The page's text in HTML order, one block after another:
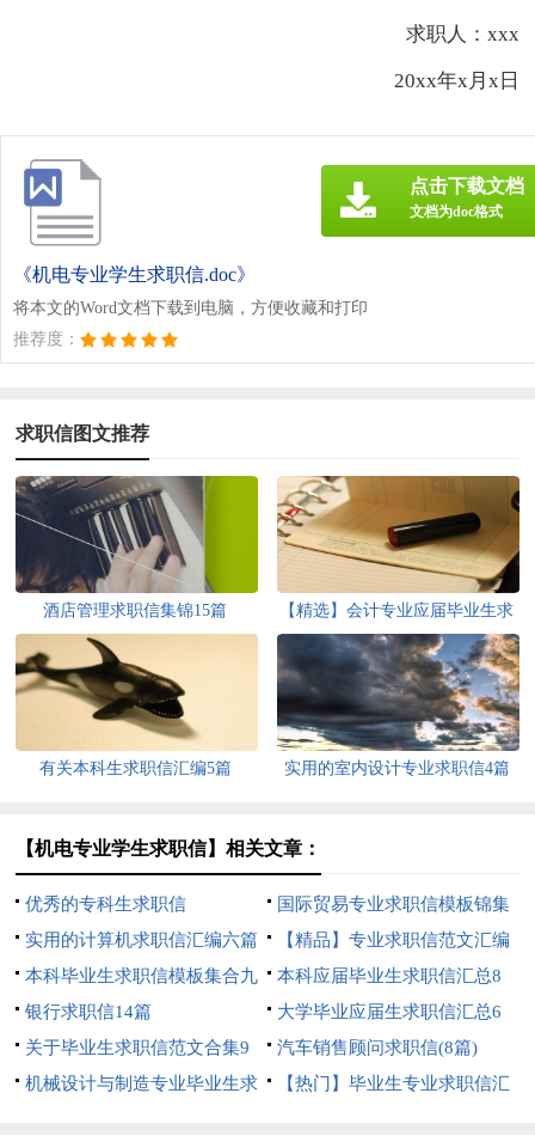
求职人：xxx
20xx年x月x日
《机电专业学生求职信.doc》
将本文的Word文档下载到电脑，方便收藏和打印
推荐度：
点击下载文档
文档为doc格式
求职信图文推荐
酒店管理求职信集锦15篇
【精选】会计专业应届毕业生求
职信四篇
有关本科生求职信汇编5篇 实用的室内设计专业求职信4篇
【机电专业学生求职信】相关文章：
优秀的专科生求职信
国际贸易专业求职信模板锦集
8篇
实用的计算机求职信汇编六篇
【精品】专业求职信范文汇编
六篇
本科毕业生求职信模板集合九
篇
本科应届毕业生求职信汇总8
篇
银行求职信14篇
大学毕业应届生求职信汇总6
篇
关于毕业生求职信范文合集9
篇
汽车销售顾问求职信(8篇)
机械设计与制造专业毕业生求
【热门】毕业生专业求职信汇